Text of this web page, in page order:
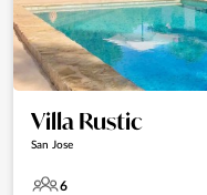
Villa Rustic
San Jose
6